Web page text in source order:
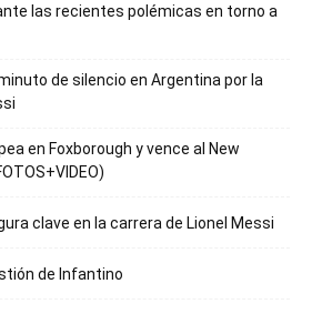
las recientes polémicas en torno a
de silencio en Argentina por la
en Foxborough y vence al New
clave en la carrera de Lionel Messi
de Infantino